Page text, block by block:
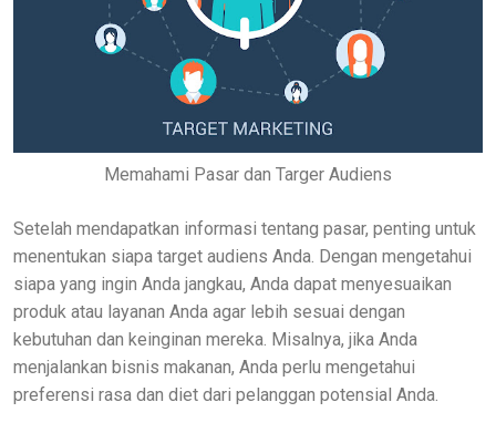
Memahami Pasar dan Targer Audiens
Setelah mendapatkan informasi tentang pasar, penting untuk
menentukan siapa target audiens Anda. Dengan mengetahui
siapa yang ingin Anda jangkau, Anda dapat menyesuaikan
produk atau layanan Anda agar lebih sesuai dengan
kebutuhan dan keinginan mereka. Misalnya, jika Anda
menjalankan bisnis makanan, Anda perlu mengetahui
preferensi rasa dan diet dari pelanggan potensial Anda.